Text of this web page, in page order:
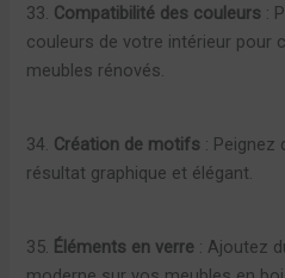
33. Compatibilité des couleurs :
couleurs de votre intérieur pour
meubles rénovés.
34. Création de motifs : Peignez
résultat graphique et élégant.
35. Éléments en verre : Ajoutez